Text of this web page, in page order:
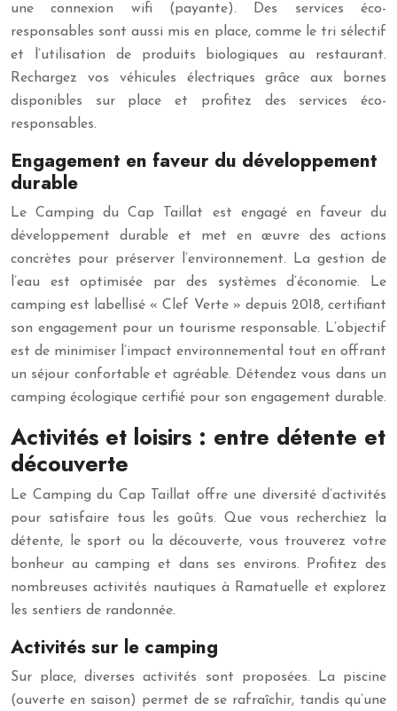
une connexion wifi (payante). Des services éco-
responsables sont aussi mis en place, comme le tri sélectif
et l’utilisation de produits biologiques au restaurant.
Rechargez vos véhicules électriques grâce aux bornes
disponibles sur place et profitez des services éco-
responsables.
Engagement en faveur du développement
durable
Le Camping du Cap Taillat est engagé en faveur du
développement durable et met en œuvre des actions
concrètes pour préserver l’environnement. La gestion de
l’eau est optimisée par des systèmes d’économie. Le
camping est labellisé « Clef Verte » depuis 2018, certifiant
son engagement pour un tourisme responsable. L’objectif
est de minimiser l’impact environnemental tout en offrant
un séjour confortable et agréable. Détendez vous dans un
camping écologique certifié pour son engagement durable.
Activités et loisirs : entre détente et
découverte
Le Camping du Cap Taillat offre une diversité d’activités
pour satisfaire tous les goûts. Que vous recherchiez la
détente, le sport ou la découverte, vous trouverez votre
bonheur au camping et dans ses environs. Profitez des
nombreuses activités nautiques à Ramatuelle et explorez
les sentiers de randonnée.
Activités sur le camping
Sur place, diverses activités sont proposées. La piscine
(ouverte en saison) permet de se rafraîchir, tandis qu’une